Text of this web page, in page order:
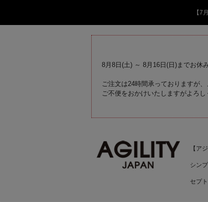
【7
8月8日(土) ～ 8月16日(日)までお休
ご注文は24時間承っておりますが
ご不便をおかけいたしますがよろし
【ア
シン
セプト